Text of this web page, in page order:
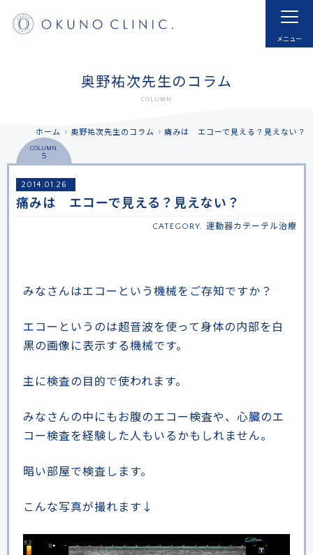
ホーム
はじめての方へ モヤモヤ血管とは
DOCTOR
お知らせ
ドクターによる
メール事前相談・お問い合わせ
[初診予約受付時間] 10:00〜17:00
クレジットカード
奥野祐次先生のコラム
COLUMN
ホーム 奥野祐次先生のコラム 痛みは エコーで見える？見えない？
COLUMN.
5
2014.01.26
痛みは エコーで見える？見えない？
CATEGORY. 運動器カテーテル治療
みなさんはエコーという機械をご存知ですか？
エコーというのは超音波を使って身体の内部を白
黒の画像に表示する機械です。
主に検査の目的で使われます。
みなさんの中にもお腹のエコー検査や、心臓のエ
コー検査を経験した人もいるかもしれません。
暗い部屋で検査します。
こんな写真が撮れます↓